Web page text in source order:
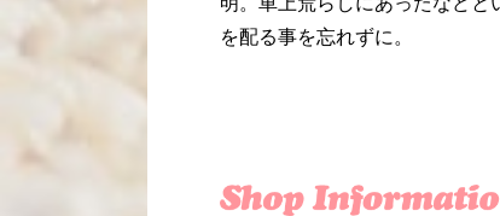
を配る事を忘れずに。